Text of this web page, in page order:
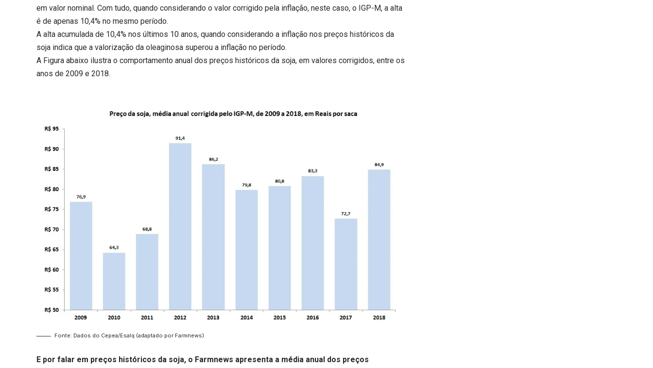
em valor nominal. Com tudo, quando considerando o valor corrigido pela inflação, neste caso, o IGP-M, a alta
é de apenas 10,4% no mesmo período.
A alta acumulada de 10,4% nos últimos 10 anos, quando considerando a inflação nos preços históricos da
soja indica que a valorização da oleaginosa superou a inflação no período.
A Figura abaixo ilustra o comportamento anual dos preços históricos da soja, em valores corrigidos, entre os
anos de 2009 e 2018.
Fonte: Dados do Cepea/Esalq (adaptado por Farmnews)
E por falar em preços históricos da soja, o Farmnews apresenta a média anual dos preços